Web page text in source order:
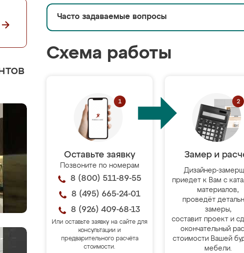
Часто задаваемые вопросы
Схема работы
Оставьте заявку
Позвоните по номерам
8 (800) 511-89-55
8 (495) 665-24-01
8 (926) 409-68-13
Или оставьте заявку на сайте для
консультации и
предварительного расчёта
стоимости.
Замер и
Дизайнер-
приедет к Вам с
материалов,
проведёт
замеры,
составит проект и
окончательный
стоимости Вашей
мебели.